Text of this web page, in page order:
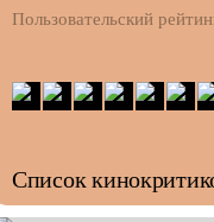
Пользовательский
Список